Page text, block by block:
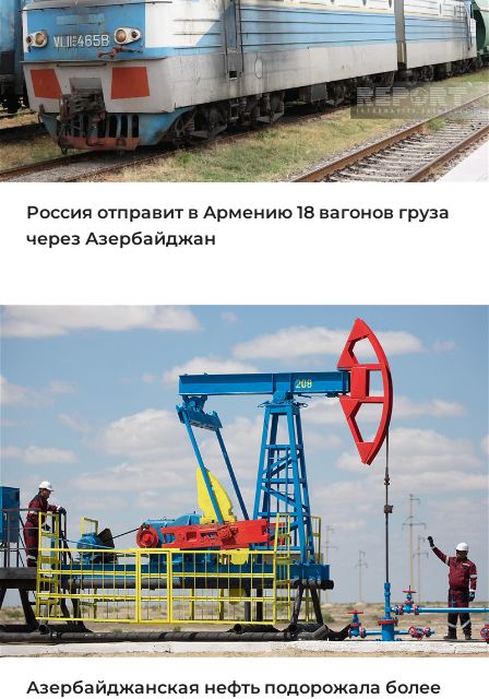
Россия отправит в Армению 18 вагонов груза
через Азербайджан
Азербайджанская нефть подорожала более